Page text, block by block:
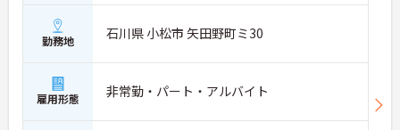
勤務地 石川県 小松市 矢田野町ミ30
雇用形態 非常勤・パート・アルバイト